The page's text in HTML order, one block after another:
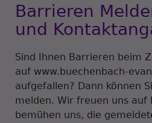
Barrieren
und
Sind Ihnen Barrieren beim
auf www.buechenbach-
aufgefallen? Dann können
melden. Wir freuen uns auf
bemühen uns, die